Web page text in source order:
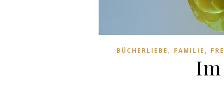
BÜCHERLIEBE , FAMILIE ,